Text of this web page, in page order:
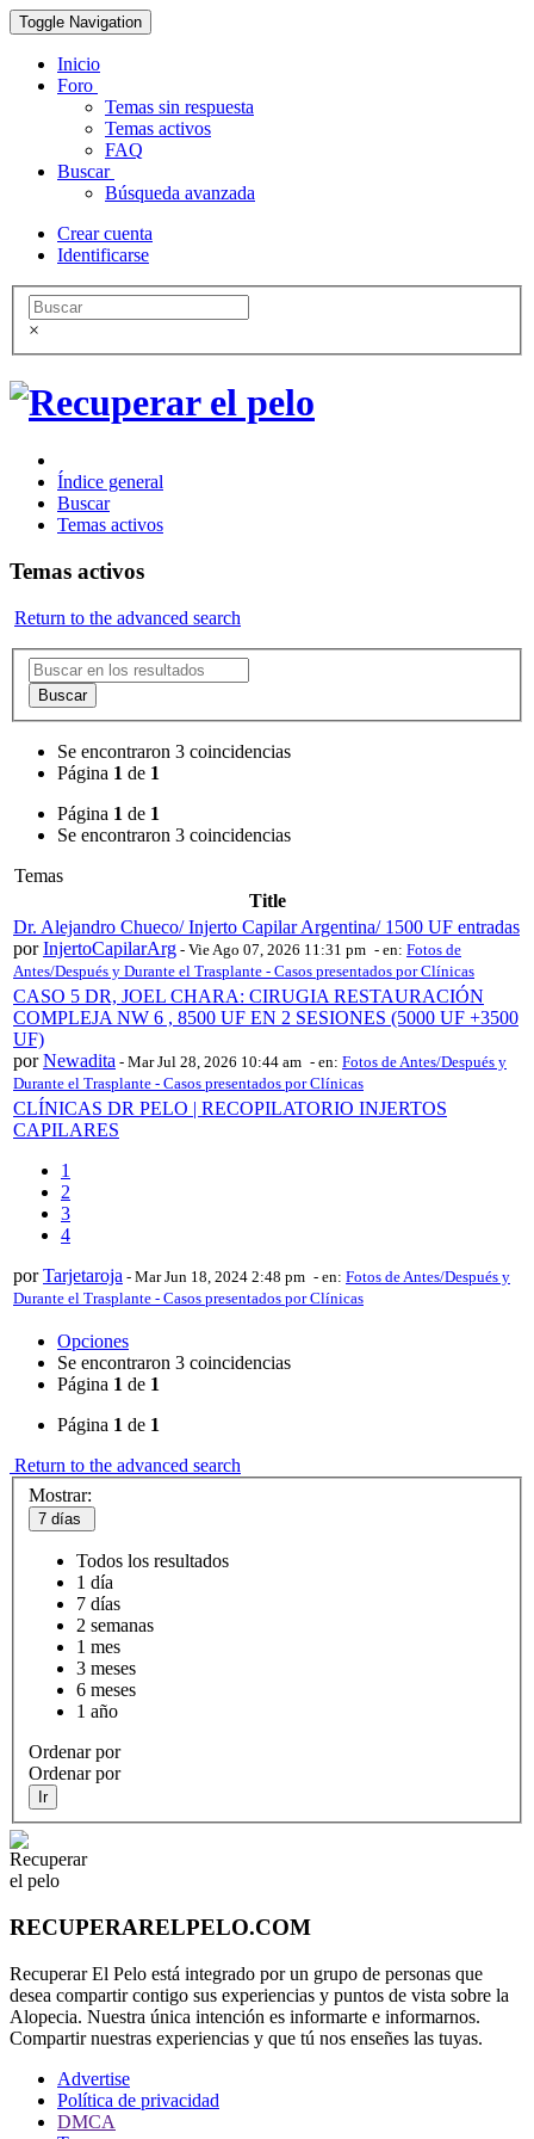
Toggle Navigation
Inicio
Foro
Temas sin respuesta
Temas activos
FAQ
Buscar
Búsqueda avanzada
Crear cuenta
Identificarse
×
Índice general
Buscar
Temas activos
Temas activos
Return to the advanced search
Buscar
Se encontraron 3 coincidencias
Página 1 de 1
Página 1 de 1
Se encontraron 3 coincidencias
Temas
Title
Dr. Alejandro Chueco/ Injerto Capilar Argentina/ 1500 UF entradas
porInjertoCapilarArg - Vie Ago 07, 2026 11:31 pm - en: Fotos de
Antes/Después y Durante el Trasplante - Casos presentados por Clínicas
CASO 5 DR, JOEL CHARA: CIRUGIA RESTAURACIÓN
COMPLEJA NW 6 , 8500 UF EN 2 SESIONES (5000 UF +3500
UF)
porNewadita - Mar Jul 28, 2026 10:44 am - en: Fotos de Antes/Después y
Durante el Trasplante - Casos presentados por Clínicas
CLÍNICAS DR PELO | RECOPILATORIO INJERTOS
CAPILARES
1
2
3
4
porTarjetaroja - Mar Jun 18, 2024 2:48 pm - en: Fotos de Antes/Después y
Durante el Trasplante - Casos presentados por Clínicas
Opciones
Se encontraron 3 coincidencias
Página 1 de 1
Página 1 de 1
Return to the advanced search
Mostrar:
7 días
Todos los resultados
1 día
7 días
2 semanas
1 mes
3 meses
6 meses
1 año
Ordenar por
Ordenar por
Ir
RECUPERARELPELO.COM
Recuperar El Pelo está integrado por un grupo de personas que
desea compartir contigo sus experiencias y puntos de vista sobre la
Alopecia. Nuestra única intención es informarte e informarnos.
Compartir nuestras experiencias y que tú nos enseñes las tuyas.
Advertise
Política de privacidad
DMCA